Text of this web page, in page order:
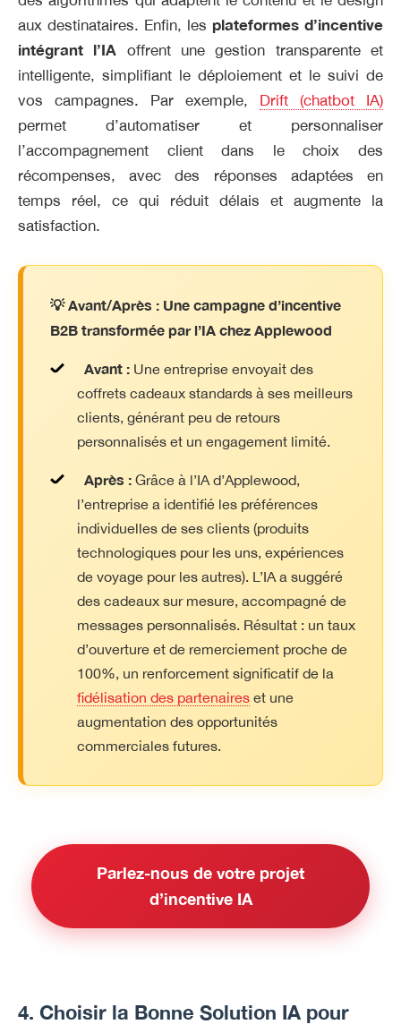
aux destinataires. Enfin, les plateformes d’incentive
intégrant l’IA offrent une gestion transparente et
intelligente, simplifiant le déploiement et le suivi de
vos campagnes. Par exemple, Drift (chatbot IA)
permet d’automatiser et personnaliser
l’accompagnement client dans le choix des
récompenses, avec des réponses adaptées en
temps réel, ce qui réduit délais et augmente la
satisfaction.
💡 Avant/Après : Une campagne d’incentive
B2B transformée par l’IA chez Applewood
Avant : Une entreprise envoyait des
coffrets cadeaux standards à ses meilleurs
clients, générant peu de retours
personnalisés et un engagement limité.
Après : Grâce à l’IA d’Applewood,
l’entreprise a identifié les préférences
individuelles de ses clients (produits
technologiques pour les uns, expériences
de voyage pour les autres). L’IA a suggéré
des cadeaux sur mesure, accompagné de
messages personnalisés. Résultat : un taux
d’ouverture et de remerciement proche de
100%, un renforcement significatif de la
fidélisation des partenaires et une
augmentation des opportunités
commerciales futures.
Parlez-nous de votre projet
d’incentive IA
4. Choisir la Bonne Solution IA pour